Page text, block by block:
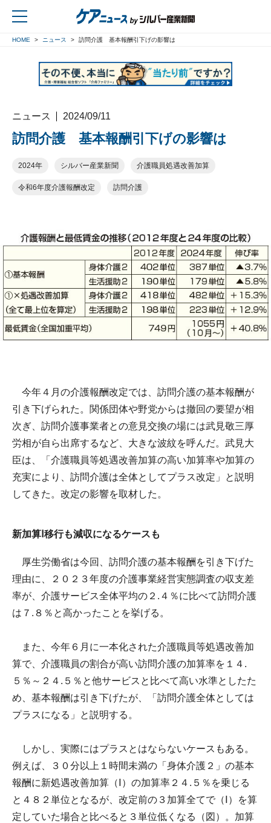
HOME ニュース 訪問介護 基本報酬引下げの影響は
ニュース 2024/09/11
訪問介護 基本報酬引下げの影響は
2024年 シルバー産業新聞 介護職員処遇改善加算
令和6年度介護報酬改定 訪問介護
今年４月の介護報酬改定では、訪問介護の基本報酬が
引き下げられた。関係団体や野党からは撤回の要望が相
次ぎ、訪問介護事業者との意見交換の場には武見敬三厚
労相が自ら出席するなど、大きな波紋を呼んだ。武見大
臣は、「介護職員等処遇改善加算の高い加算率や加算の
充実により、訪問介護は全体としてプラス改定」と説明
してきた。改定の影響を取材した。
新加算Ⅰ移行も減収になるケースも
厚生労働省は今回、訪問介護の基本報酬を引き下げた
理由に、２０２３年度の介護事業経営実態調査の収支差
率が、介護サービス全体平均の２.４％に比べて訪問介護
は７.８％と高かったことを挙げる。
また、今年６月に一本化された介護職員等処遇改善加
算で、介護職員の割合が高い訪問介護の加算率を１４.
５％～２４.５％と他サービスと比べて高い水準としたた
め、基本報酬は引き下げたが、「訪問介護全体としては
プラスになる」と説明する。
しかし、実際にはプラスとはならないケースもある。
例えば、３０分以上１時間未満の「身体介護２」の基本
報酬に新処遇改善加算（Ⅰ）の加算率２４.５％を乗じる
と４８２単位となるが、改定前の３加算全てで（Ⅰ）を算
定していた場合と比べると３単位低くなる（図）。加算